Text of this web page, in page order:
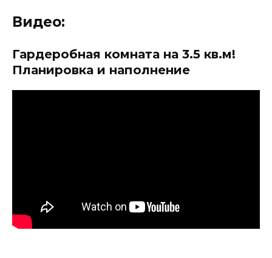
Видео:
Гардеробная комната на 3.5 кв.м!
Планировка и наполнение